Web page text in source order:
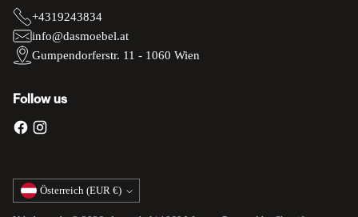
+4319243834
info@dasmoebel.at
Gumpendorferstr. 11 - 1060 Wien
Follow us
Währung Österreich (EUR €)